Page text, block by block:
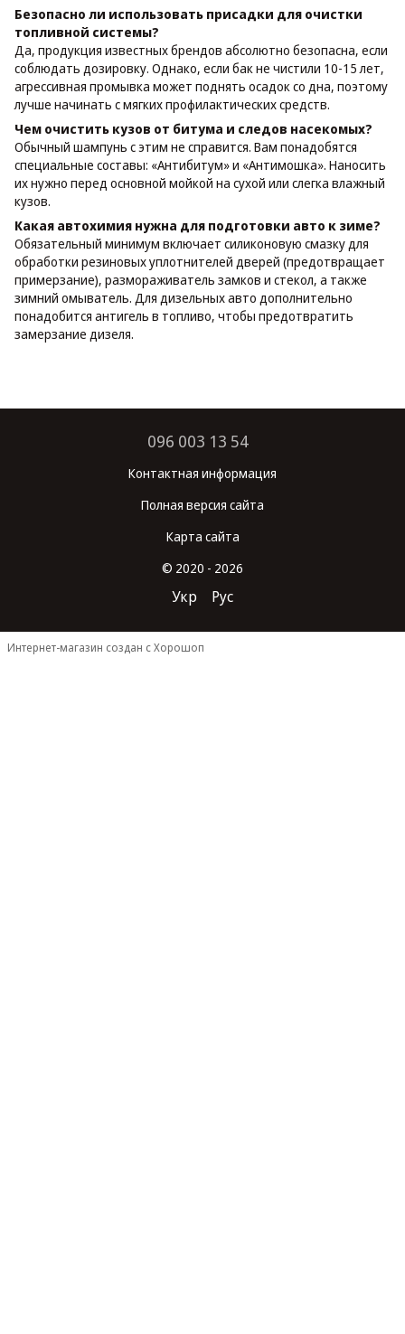
Безопасно ли использовать присадки для очистки
топливной системы?
Да, продукция известных брендов абсолютно безопасна, если
соблюдать дозировку. Однако, если бак не чистили 10-15 лет,
агрессивная промывка может поднять осадок со дна, поэтому
лучше начинать с мягких профилактических средств.
Чем очистить кузов от битума и следов насекомых?
Обычный шампунь с этим не справится. Вам понадобятся
специальные составы: «Антибитум» и «Антимошка». Наносить
их нужно перед основной мойкой на сухой или слегка влажный
кузов.
Какая автохимия нужна для подготовки авто к зиме?
Обязательный минимум включает силиконовую смазку для
обработки резиновых уплотнителей дверей (предотвращает
примерзание), размораживатель замков и стекол, а также
зимний омыватель. Для дизельных авто дополнительно
понадобится антигель в топливо, чтобы предотвратить
замерзание дизеля.
096 003 13 54
Контактная информация
Полная версия сайта
Карта сайта
© 2020 - 2026
Укр Рус
Интернет-магазин создан с Хорошоп